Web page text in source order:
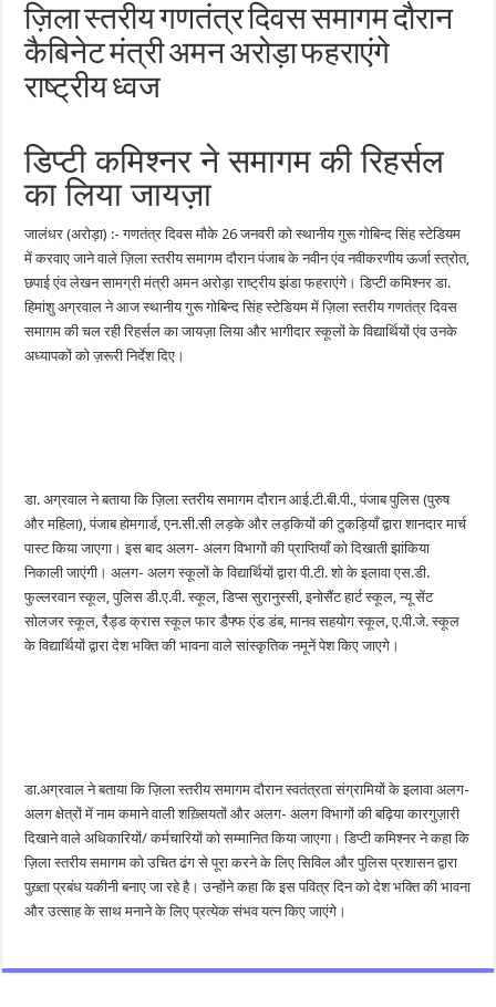
ज़िला स्तरीय गणतंत्र दिवस समागम दौरान
कैबिनेट मंत्री अमन अरोड़ा फहराएंगे
राष्ट्रीय ध्वज
डिप्टी कमिश्नर ने समागम की रिहर्सल
का लिया जायज़ा
जालंधर (अरोड़ा) :- गणतंत्र दिवस मौके 26 जनवरी को स्थानीय गुरू गोबिन्द सिंह स्टेडियम
में करवाए जाने वाले ज़िला स्तरीय समागम दौरान पंजाब के नवीन एंव नवीकरणीय ऊर्जा स्त्रोत,
छपाई एंव लेखन सामग्री मंत्री अमन अरोड़ा राष्ट्रीय झंडा फहराएंगे। डिप्टी कमिश्नर डा.
हिमांशु अग्रवाल ने आज स्थानीय गुरू गोबिन्द सिंह स्टेडियम में ज़िला स्तरीय गणतंत्र दिवस
समागम की चल रही रिहर्सल का जायज़ा लिया और भागीदार स्कूलों के विद्यार्थियों एंव उनके
अध्यापकों को ज़रूरी निर्देश दिए।
डा. अग्रवाल ने बताया कि ज़िला स्तरीय समागम दौरान आई.टी.बी.पी., पंजाब पुलिस (पुरुष
और महिला), पंजाब होमगार्ड, एन.सी.सी लड़के और लड़कियों की टुकड़ियाँ द्वारा शानदार मार्च
पास्ट किया जाएगा। इस बाद अलग- अलग विभागों की प्राप्तियाँ को दिखाती झांकिया
निकाली जाएंगी। अलग- अलग स्कूलों के विद्यार्थियों द्वारा पी.टी. शो के इलावा एस.डी.
फुल्लरवान स्कूल, पुलिस डी.ए.वी. स्कूल, डिप्स सुरानुस्सी, इनोसैंट हार्ट स्कूल, न्यू सेंट
सोलजर स्कूल, रैड्ड क्रास स्कूल फार डैफ्फ एंड डंब, मानव सहयोग स्कूल, ए.पी.जे. स्कूल
के विद्यार्थियों द्वारा देश भक्ति की भावना वाले सांस्कृतिक नमूनें पेश किए जाएगे।
डा.अग्रवाल ने बताया कि ज़िला स्तरीय समागम दौरान स्वतंत्रता संग्रामियों के इलावा अलग-
अलग क्षेत्रों में नाम कमाने वाली शख़्सियतों और अलग- अलग विभागों की बढ़िया कारगुज़ारी
दिखाने वाले अधिकारियों/ कर्मचारियों को सम्मानित किया जाएगा। डिप्टी कमिश्नर ने कहा कि
ज़िला स्तरीय समागम को उचित ढंग से पूरा करने के लिए सिविल और पुलिस प्रशासन द्वारा
पुख़्ता प्रबंध यकीनी बनाए जा रहे है। उन्होंने कहा कि इस पवित्र दिन को देश भक्ति की भावना
और उत्साह के साथ मनाने के लिए प्रत्येक संभव यत्न किए जाएंगे।